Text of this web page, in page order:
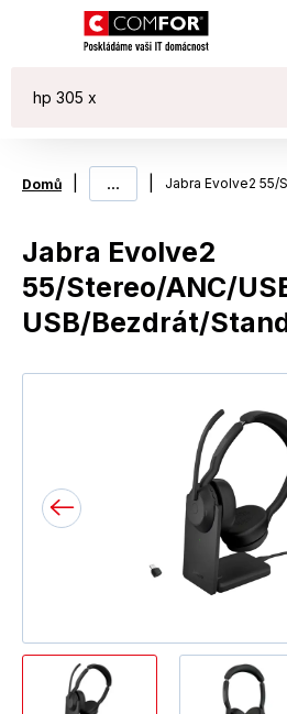
Domů ...
Jabra Evolve2
55/Stereo/ANC/
USB/Bezdrát/